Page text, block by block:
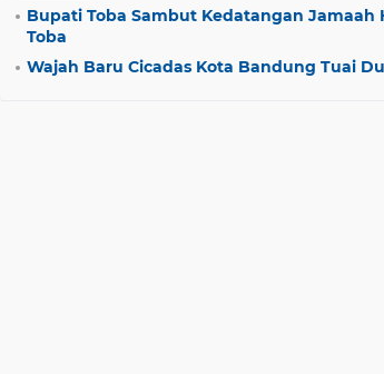
Bupati Toba Sambut Kedatangan Jamaah
Toba
Wajah Baru Cicadas Kota Bandung Tuai